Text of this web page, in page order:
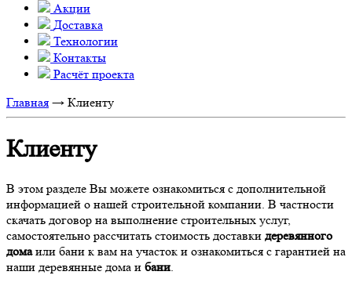
Акции
Доставка
Технологии
Контакты
Расчёт проекта
Главная → Клиенту
Клиенту
В этом разделе Вы можете ознакомиться с дополнительной
информацией о нашей строительной компании. В частности
скачать договор на выполнение строительных услуг,
самостоятельно рассчитать стоимость доставки деревянного
домаили бани к вам на участок и ознакомиться с гарантией на
наши деревянные дома и бани.